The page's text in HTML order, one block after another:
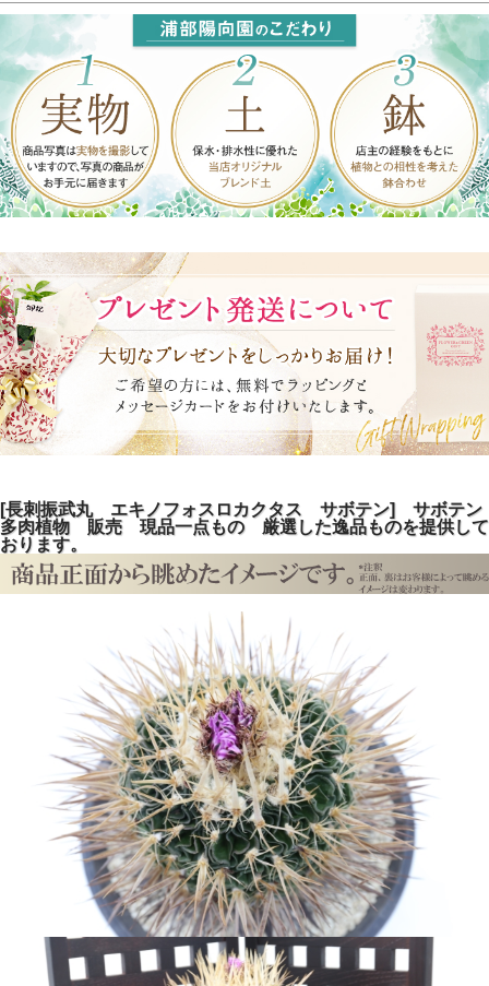
[長刺振武丸 エキノフォスロカクタス サボテン] サボテン
多肉植物 販売 現品一点もの 厳選した逸品ものを提供して
おります。